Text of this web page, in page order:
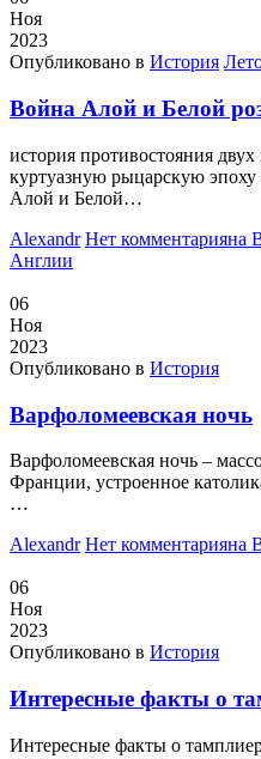
Ноя
2023
Опубликовано в История
Война Алой и Белой
история противостояния
куртуазную рыцарскую
Алой и Белой…
Alexandr Нет комментарияна
Англии
06
Ноя
2023
Опубликовано в История
Варфоломеевская ночь
Варфоломеевская ночь –
Франции, устроенное
…
Alexandr Нет комментарияна
06
Ноя
2023
Опубликовано в История
Интересные факты о
Интересные факты о